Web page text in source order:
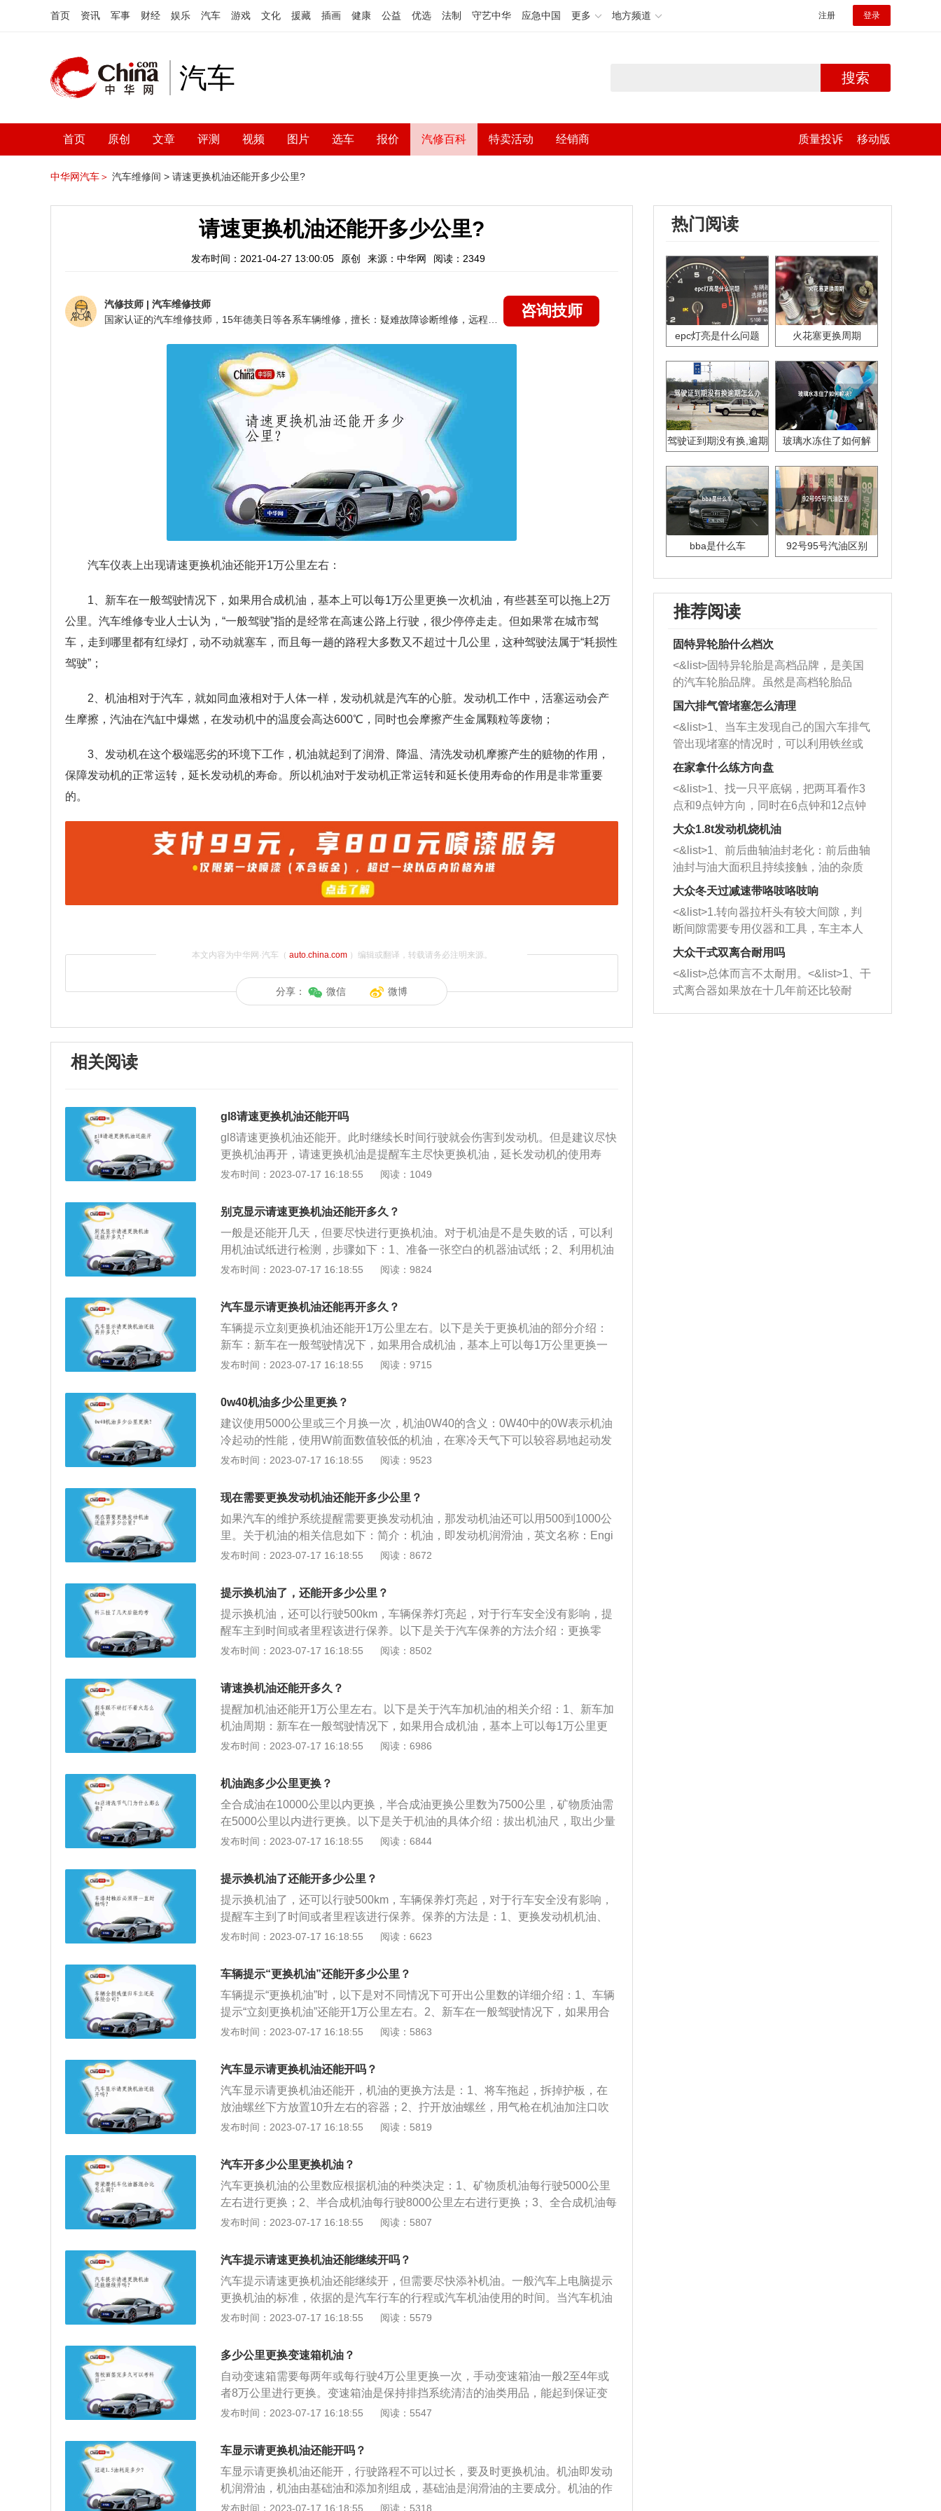
首页 资讯 军事 财经 娱乐 汽车 游戏 文化 援藏 插画 健康 公益 优选 法制 守艺中华 应急中国 更多 地方频道 注册 登录
汽车 搜索
首页 原创 文章 评测 视频 图片 选车 报价 汽修百科 特卖活动 经销商 质量投诉 移动版
中华网汽车＞ 汽车维修间 > 请速更换机油还能开多少公里?
请速更换机油还能开多少公里?
发布时间：2021-04-27 13:00:05 原创 来源：中华网 阅读：2349
汽修技师 | 汽车维修技师
咨询技师
汽车仪表上出现请速更换机油还能开1万公里左右：
1、新车在一般驾驶情况下，如果用合成机油，基本上可以每1万公里更换一次机油，有些甚至可以拖上2万
公里。汽车维修专业人士认为，“一般驾驶”指的是经常在高速公路上行驶，很少停停走走。但如果常在城市驾
车，走到哪里都有红绿灯，动不动就塞车，而且每一趟的路程大多数又不超过十几公里，这种驾驶法属于“耗损性
驾驶”；
2、机油相对于汽车，就如同血液相对于人体一样，发动机就是汽车的心脏。发动机工作中，活塞运动会产
生摩擦，汽油在汽缸中爆燃，在发动机中的温度会高达600℃，同时也会摩擦产生金属颗粒等废物；
3、发动机在这个极端恶劣的环境下工作，机油就起到了润滑、降温、清洗发动机摩擦产生的赃物的作用，
保障发动机的正常运转，延长发动机的寿命。所以机油对于发动机正常运转和延长使用寿命的作用是非常重要
的。
本文内容为中华网·汽车（ auto.china.com）编辑或翻译，转载请务必注明来源。
分享： 微信 微博
相关阅读
gl8请速更换机油还能开吗
gl8请速更换机油还能开。此时继续长时间行驶就会伤害到发动机。但是建议尽快
更换机油再开，请速更换机油是提醒车主尽快更换机油，延长发动机的使用寿
命。当机油的油量不足，使机油泵的泵油量减少或因进空气泵不上油，致使机油
时继续长时间行驶就会伤害到发动机。汽车通常都有机油尺，用来检测汽车机油
的剩余量。汽车发动机运转工作的过程中，机油起着润滑减磨、辅助冷却降温、
密封防漏、防锈防蚀、减震缓冲等作用，从而减少摩擦损耗，延长发动机的使用
寿命。
发布时间：2023-07-17 16:18:55 阅读：1049
别克显示请速更换机油还能开多久？
一般是还能开几天，但要尽快进行更换机油。对于机油是不是失败的话，可以利
用机油试纸进行检测，步骤如下：1、准备一张空白的机器油试纸；2、利用机油
尺，滴一滴机漆得机油试纸中央；3、观察机油在试纸上的变化，如果机油分为
需要更换润滑油了；如果机油在试纸上分层不明显，两层，中间没有明显的黑色
倒，说明应该机油还可以继续使用。
发布时间：2023-07-17 16:18:55 阅读：9824
汽车显示请更换机油还能再开多久？
车辆提示立刻更换机油还能开1万公里左右。以下是关于更换机油的部分介绍：
新车：新车在一般驾驶情况下，如果用合成机油，基本上可以每1万公里更换一
次机油，有些甚至可以拖上2万公里。汽车维修专业人士认为，一般驾驶指的是
绿灯，动不动就塞车，而且每一趟的路程大多数又不超过十几公里，这种驾驶法
属于耗损性驾驶。重要性：机油相对于汽车，就如同血液相对于人体一样，发动
机就是汽车的心脏。发动机工作中，活塞运动会产生摩擦，汽油在汽缸中爆燃，
在发动机中的温度会高达600℃，同时也会摩擦产生金属颗粒等废物。
发布时间：2023-07-17 16:18:55 阅读：9715
0w40机油多少公里更换？
建议使用5000公里或三个月换一次，机油0W40的含义：0W40中的0W表示机油
冷起动的性能，使用W前面数值较低的机油，在寒冷天气下可以较容易地起动发
动机。以下是相关介绍：不同汽车换机油的时间：矿物油的更换周期是半年或50
公里一换。新车要严格按照说明书要求进行里程的间隔保养，避免出现严重损
害。新车换机油的注意事项：机油加入量要合适，以机油尺为准。加入机油后启
动发动机，检查各部件是否有渗漏现象。启动机发动机后，运转3分钟再次确认
机油的油。油量到正常刻度，无渗漏，进行保养灯归零，换油结束。
发布时间：2023-07-17 16:18:55 阅读：9523
现在需要更换发动机油还能开多少公里？
如果汽车的维护系统提醒需要更换发动机油，那发动机油还可以用500到1000公
里。关于机油的相关信息如下：简介：机油，即发动机润滑油，英文名称：Engi
ne-oil。能对发动机起到润滑减磨、辅助冷却降温、密封防漏、防锈防蚀、减震缓
成。基础油是润滑油的主要成分，决定着润滑油的基本性质，添加剂则可弥补和
改善基础油性能方面的不足，赋予某些新的性能，是润滑油的重要组成部分。
发布时间：2023-07-17 16:18:55 阅读：8672
提示换机油了，还能开多少公里？
提示换机油，还可以行驶500km，车辆保养灯亮起，对于行车安全没有影响，提
醒车主到时间或者里程该进行保养。以下是关于汽车保养的方法介绍：更换零
件：更换发动机机油、机油滤芯、清洁空气滤芯，检查发电机皮带和雨刷片是否
无吃胎、鼓包、损坏。作用：保证车辆处于优良的性能状态；提高车辆的效率，
降低其零件和轮胎的消耗；增加行车安全；避免车辆发生问题导致产生危险；可
以减少噪音和对环境的污染；保持车辆外观整洁，防止损伤。
发布时间：2023-07-17 16:18:55 阅读：8502
请速换机油还能开多久？
提醒加机油还能开1万公里左右。以下是关于汽车加机油的相关介绍：1、新车加
机油周期：新车在一般驾驶情况下，如果用合成机油，基本上可以每1万公里更
换一次机油，有些甚至可以拖上2万公里。2、机油的作用：机油相对于汽车，就
工作，机油就起到润滑、降温、清洗发动机摩擦产生的赃物的作用，保障发动机
的正常运转，延长发动机的寿命。所以机油对于发动机正常运转和延长使用寿命
的作用非常重要。
发布时间：2023-07-17 16:18:55 阅读：6986
机油跑多少公里更换？
全合成油在10000公里以内更换，半合成油更换公里数为7500公里，矿物质油需
在5000公里以内进行更换。以下是关于机油的具体介绍：拔出机油尺，取出少量
机油滴在机油试纸上，观察如下：1、三道环的界限分明，可以使用一段时间，
行更换，动手更换也是可以。3、仅剩颜色较深的沉积环，一定要立刻更换，否
则很容易损坏到发动机。
发布时间：2023-07-17 16:18:55 阅读：6844
提示换机油了还能开多少公里？
提示换机油了，还可以行驶500km，车辆保养灯亮起，对于行车安全没有影响，
提醒车主到了时间或者里程该进行保养。保养的方法是：1、更换发动机机油、
机油滤芯、清洁空气滤芯，检查发电机皮带和雨刷片是否有损坏；2、各种油液
用有：1、保证车辆处于优良的性能状态；2、提高车辆的效率，降低其零件和轮
胎的消耗；3、增加行车安全；4、避免车辆发生问题导致产生危险；5、可以减
少噪音和对环境的污染；6、保持车辆外观整洁，防止损伤。
发布时间：2023-07-17 16:18:55 阅读：6623
车辆提示“更换机油”还能开多少公里？
车辆提示“更换机油”时，以下是对不同情况下可开出公里数的详细介绍：1、车辆
提示“立刻更换机油”还能开1万公里左右。2、新车在一般驾驶情况下，如果用合
成机油，基本上可以每1万公里更换一次机油，有些甚至可以拖上2万公里。汽车
3、机油相对于汽车，就如同血液相对于人体一样，发动机就是汽车的心脏。发
动机工作中，活塞运动会产生摩擦，汽油在汽缸中爆燃，在发动机中的温度会高
达600℃，同时也会摩擦产生金属颗粒等废物。4、发动机在这个极端恶劣的环境
下工作，机油就起到了润滑、降温、清洗发动机摩擦产生的赃物的作用，保障发
动机的正常运转，延长发动机的寿命。
发布时间：2023-07-17 16:18:55 阅读：5863
汽车显示请更换机油还能开吗？
汽车显示请更换机油还能开，机油的更换方法是：1、将车拖起，拆掉护板，在
放油螺丝下方放置10升左右的容器；2、拧开放油螺丝，用气枪在机油加注口吹
两分钟，放干后拧好放油螺丝并用纸巾擦拭检查是否漏油；3、装好护板并放
洁、密封防漏、防锈防蚀、减震缓冲、抗磨。机油的种类分为矿物机油、半合成
油、全合成油。
发布时间：2023-07-17 16:18:55 阅读：5819
汽车开多少公里更换机油？
汽车更换机油的公里数应根据机油的种类决定：1、矿物质机油每行驶5000公里
左右进行更换；2、半合成机油每行驶8000公里左右进行更换；3、全合成机油每
行驶10000公里左右进行更换。机油的作用是：1、将相对滑动的零件表面隔开，
将发动机零件上的碳化物、油泥、磨损金颗粒循环带回机油箱，通过润滑油的流
动冲洗零件工作面上产生的脏物。
发布时间：2023-07-17 16:18:55 阅读：5807
汽车提示请速更换机油还能继续开吗？
汽车提示请速更换机油还能继续开，但需要尽快添补机油。一般汽车上电脑提示
更换机油的标准，依据的是汽车行车的行程或汽车机油使用的时间。当汽车机油
剩余油不够，使机油泵的泵油量少或因进空气泵不上油，导致机油压力降低，汽
汽车机油。发动机机油不足的影响：当发动机油底壳中的机油不足时，轴承与轴
颈等摩擦会因机油的量少而润滑不良，加剧磨损程度，甚至引发烧瓦轴事故；当
机油不足时，会导致发动机内部部件磨损加快，发动机损坏；还会造成活塞不能
冷却，或者会造成机油泵泵不上油，短时间内会导致机体抱死。机油的作用：润
滑减少磨损，发动机的活塞和汽缸之间，主轴和轴瓦之间均存在着快速的相对滑
相对滑动的零件表面隔开，从而减少磨损；冷却降温，机油能够将热量带回机油
箱再散发至空气中帮助水箱冷却发动机；清洗清洁，好的机油能够将发动机零件
上的碳化物、油泥、磨损金属颗粒循环带回机油箱，通过润滑油的流动冲洗零件
发布时间：2023-07-17 16:18:55 阅读：5579
多少公里更换变速箱机油？
自动变速箱需要每两年或每行驶4万公里更换一次，手动变速箱油一般2至4年或
者8万公里进行更换。变速箱油是保持排挡系统清洁的油类用品，能起到保证变
速箱正常工作并延长传动装置寿命的作用，具有抗低温于低温时也能进行极有效
动变速箱油，自动变速箱油简称atf，是专门用于自动变速器的油液；手动变速箱
油称为齿轮油，用于一般负荷下的正、伞齿轮，以及变速箱和转向器等齿轮的润
滑。
发布时间：2023-07-17 16:18:55 阅读：5547
车显示请更换机油还能开吗？
车显示请更换机油还能开，行驶路程不可以过长，要及时更换机油。机油即发动
机润滑油，机油由基础油和添加剂组成，基础油是润滑油的主要成分。机油的作
用：1、冷却降温；2、密封防漏；3、清洗清洁；4、减震缓冲；5、润滑减少磨
发布时间：2023-07-17 16:18:55 阅读：5318
热门阅读
epc灯亮是什么问题 火花塞更换周期
驾驶证到期没有换,逾期
玻璃水冻住了如何解
bba是什么车 92号95号汽油区别
推荐阅读
固特异轮胎什么档次
<&list>固特异轮胎是高档品牌，是美国
的汽车轮胎品牌。虽然是高档轮胎品
牌，但是中高低端的轮胎都有生产，这
也是为了更好的开拓市场。
国六排气管堵塞怎么清理
<&list>1、当车主发现自己的国六车排气
管出现堵塞的情况时，可以利用铁丝或
者是细棍，直接将杂物给取出来，如果
堵塞情况比较严重，也可以采取应急措
施。 <&list>2、直接利用木棍将所有的
杂物推到排气管里面的位置处，然后将
三元催化器拆解开，就可以将堵塞的东
西取出来。但如果是因为积碳过多引起
的堵塞，就需要将三元催化器泡在草酸
洗剂对堵塞的情况得到解决，将清洗剂
放在燃油箱中，与燃油混合后，车辆启
动时，就可以和汽油一起进入到燃烧
室，最后形成废气排出，就可以让三元
催化器得到清洗，排气管堵塞的情况就
能够得到解决。
在家拿什么练方向盘
<&list>1、找一只平底锅，把两耳看作3
点和9点钟方向，同时在6点钟和12点钟
方向做一个标记。 <&list>2、双手握住
一圈半的练习，往右同样也要打相同的
圈数。 <&list>3、最后强调要反复练
习，这样就可以形成肌肉记忆，在真实
驾驶车辆时，不需要记忆也能打好方
向。
大众1.8t发动机烧机油
<&list>1、前后曲轴油封老化：前后曲轴
油封与油大面积且持续接触，油的杂质
和发动机内持续温度变化使其密封效果
逐渐减弱，导致渗油或漏油。<&list>2、
活塞间隙过大：积碳会使活塞环与缸体
的间隙扩大，导致机油流入燃烧室中，
造成烧机油。<&list>3、机油粘度。使用
机油粘度过小的话，同样会有烧机油现
象，机油粘度过小具有很好的流动性，
大众冬天过减速带咯吱咯吱响
<&list>1.转向器拉杆头有较大间隙，判
断间隙需要专用仪器和工具，车主本人
无法制作，需要将车辆送到修理厂或4s
店；<&list>2.车辆半轴套管防尘罩破
裂，破裂后会出现漏油现象，使半轴磨
损严重，磨损的半轴容易损坏，产生异
响；<&list>3.稳定器的转向胶套和球头
大众干式双离合耐用吗
<&list>总体而言不太耐用。<&list>1、干
式离合器如果放在十几年前还比较耐